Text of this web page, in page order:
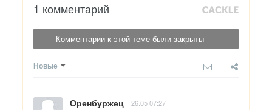
1 комментарий
Комментарии к этой теме были закрыты
Новые
Оренбуржец 26.05 07:27